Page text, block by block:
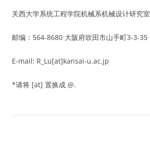
关西大学系统工程学院机械系机械设计研究室
邮编：564-8680 大阪府吹田市山手町3-3-35
E-mail: R_Lu[at]kansai-u.ac.jp
*请将 [at] 置换成 @.